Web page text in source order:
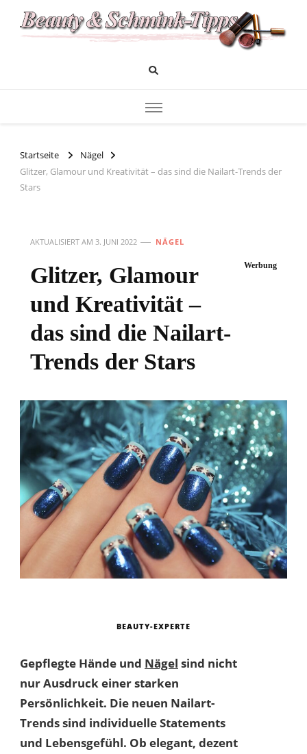
Beauty und Schminktipps
Startseite
Nägel
Glitzer, Glamour und Kreativität – das sind die Nailart-Trends der
Stars
AKTUALISIERT AM 3. JUNI 2022 NÄGEL
Glitzer, Glamour
und Kreativität –
das sind die Nailart-
Trends der Stars
Werbung
BEAUTY-EXPERTE
Gepflegte Hände und Nägel sind nicht
nur Ausdruck einer starken
Persönlichkeit. Die neuen Nailart-
Trends sind individuelle Statements
und Lebensgefühl. Ob elegant, dezent